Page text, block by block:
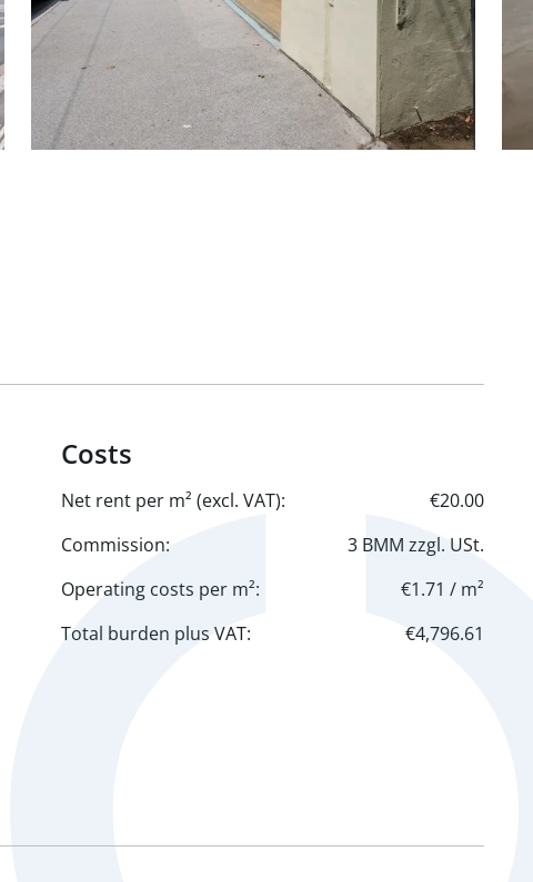
Costs
Net rent per m² (excl. VAT):
€20.00
Commission:
3 BMM zzgl. USt.
Operating costs per m²:
€1.71 / m²
Total burden plus VAT:
€4,796.61